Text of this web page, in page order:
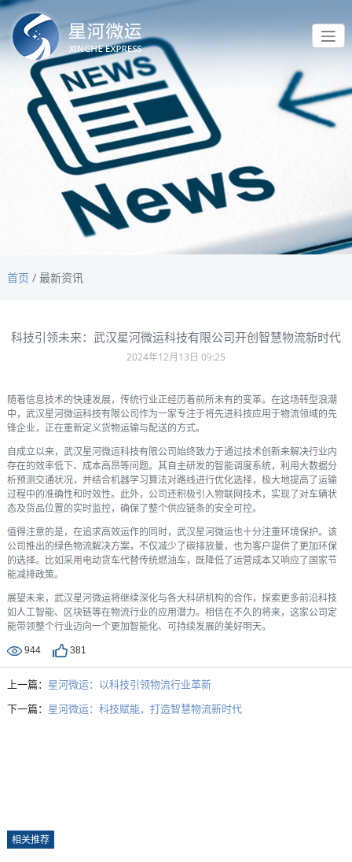
首页 / 最新资讯
科技引领未来：武汉星河微运科技有限公司开创智慧物流新时代
2024年12月13日 09:25
随着信息技术的快速发展，传统行业正经历着前所未有的变革。在这场转型浪潮
中，武汉星河微运科技有限公司作为一家专注于将先进科技应用于物流领域的先
锋企业，正在重新定义货物运输与配送的方式。
自成立以来，武汉星河微运科技有限公司始终致力于通过技术创新来解决行业内
存在的效率低下、成本高昂等问题。其自主研发的智能调度系统，利用大数据分
析预测交通状况，并结合机器学习算法对路线进行优化选择，极大地提高了运输
过程中的准确性和时效性。此外，公司还积极引入物联网技术，实现了对车辆状
态及货品位置的实时监控，确保了整个供应链条的安全可控。
值得注意的是，在追求高效运作的同时，武汉星河微运也十分注重环境保护。该
公司推出的绿色物流解决方案，不仅减少了碳排放量，也为客户提供了更加环保
的选择。比如采用电动货车代替传统燃油车，既降低了运营成本又响应了国家节
能减排政策。
展望未来，武汉星河微运将继续深化与各大科研机构的合作，探索更多前沿科技
如人工智能、区块链等在物流行业的应用潜力。相信在不久的将来，这家公司定
能带领整个行业迈向一个更加智能化、可持续发展的美好明天。
944 381
上一篇： 星河微运：以科技引领物流行业革新
下一篇： 星河微运：科技赋能，打造智慧物流新时代
相关推荐